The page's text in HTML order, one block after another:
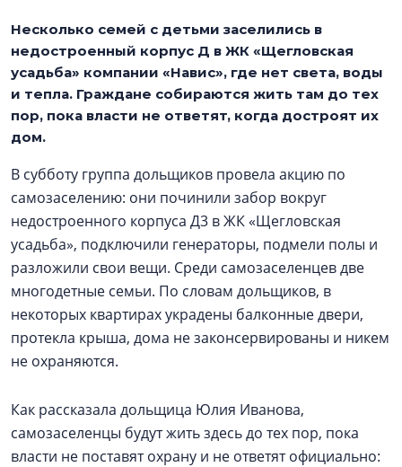
Несколько семей с детьми заселились в
недостроенный корпус Д в ЖК «Щегловская
усадьба» компании «Навис», где нет света, воды
и тепла. Граждане собираются жить там до тех
пор, пока власти не ответят, когда достроят их
дом.
В субботу группа дольщиков провела акцию по
самозаселению: они починили забор вокруг
недостроенного корпуса Д3 в ЖК «Щегловская
усадьба», подключили генераторы, подмели полы и
разложили свои вещи. Среди самозаселенцев две
многодетные семьи. По словам дольщиков, в
некоторых квартирах украдены балконные двери,
протекла крыша, дома не законсервированы и никем
не охраняются.
Как рассказала дольщица Юлия Иванова,
самозаселенцы будут жить здесь до тех пор, пока
власти не поставят охрану и не ответят официально: